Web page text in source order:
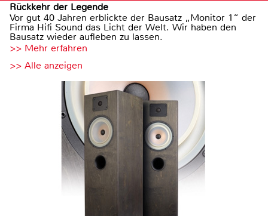
Rückkehr der Legende
Vor gut 40 Jahren erblickte der Bausatz „Monitor 1“ der
Firma Hifi Sound das Licht der Welt. Wir haben den
Bausatz wieder aufleben zu lassen.
>> Mehr erfahren
>> Alle anzeigen